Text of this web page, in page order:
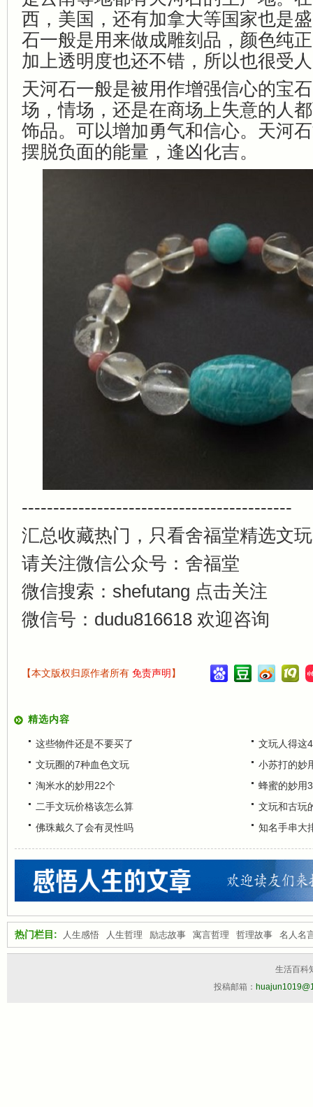
西，美国，还有加拿大等国家也是
石一般是用来做成雕刻品，颜色纯
加上透明度也还不错，所以也很受
天河石一般是被用作增强信心的宝
场，情场，还是在商场上失意的人
饰品。可以增加勇气和信心。天河
摆脱负面的能量，逢凶化吉。
-------------------------------------------
汇总收藏热门，只看舍福堂精选文
请关注微信公众号：舍福堂
微信搜索：shefutang 点击关注
微信号：dudu816618 欢迎咨询
【本文版权归原作者所有 免责声明 】
精选内容
这些物件还是不要买了
文玩人得这
文玩圈的7种血色文玩
小苏打的妙
淘米水的妙用22个
蜂蜜的妙用
二手文玩价格该怎么算
文玩和古玩
佛珠戴久了会有灵性吗
知名手串大
热门栏目: 人生感悟 人生哲理 励志故事 寓言哲理 哲理故事 名人名
生活百科
投稿邮箱：